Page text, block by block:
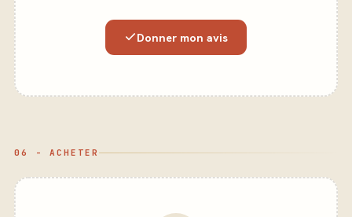
Donner mon avis
06 - ACHETER